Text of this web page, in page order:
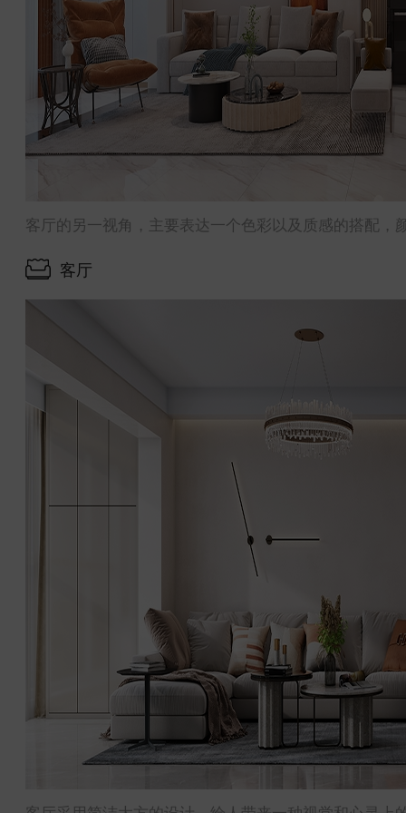
客厅的另一视角，主要表达一个色彩以及质感的搭配
客厅